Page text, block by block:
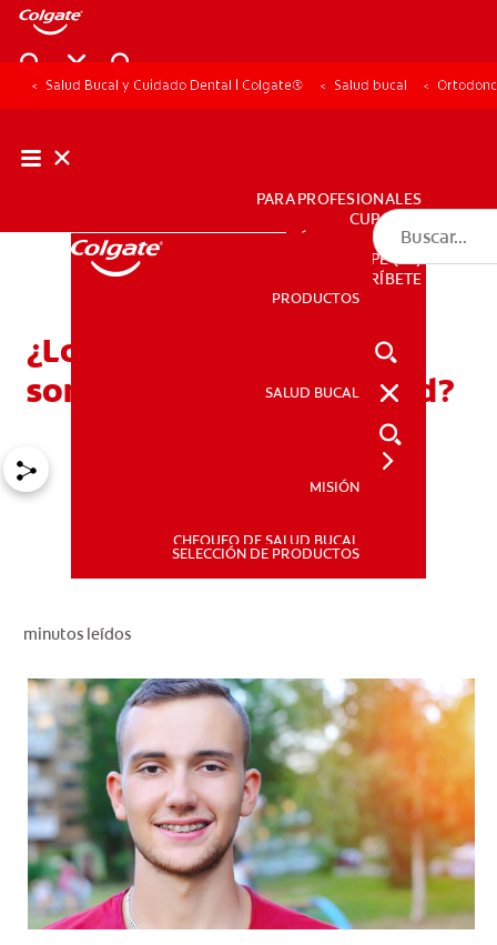
PRODUCTOS
PARA PROFESIONALES
CUPONES
DÓNDE COMPRAR
PE (ES)
PARA PROFESIONALES
CUPONES
DÓNDE COMPRAR
PE (ES)
SUSCRÍBETE
PRODUCTOS
SALUD BUCAL
MISIÓN
CHEQUEO DE SALUD BUCAL
SELECCIÓN DE PRODUCTOS
Salud Bucal y Cuidado Dental | Colgate® Salud bucal
¿Los brackets cerámicos
son adecuados para usted?
minutos leídos